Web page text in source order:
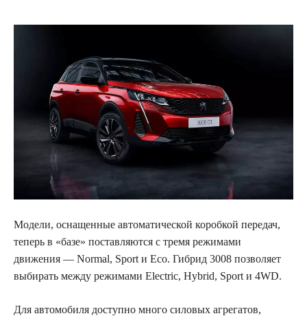
Модели, оснащенные автоматической коробкой передач,
теперь в «базе» поставляются с тремя режимами
движения — Normal, Sport и Eco. Гибрид 3008 позволяет
выбирать между режимами Electric, Hybrid, Sport и 4WD.
Для автомобиля доступно много силовых агрегатов,